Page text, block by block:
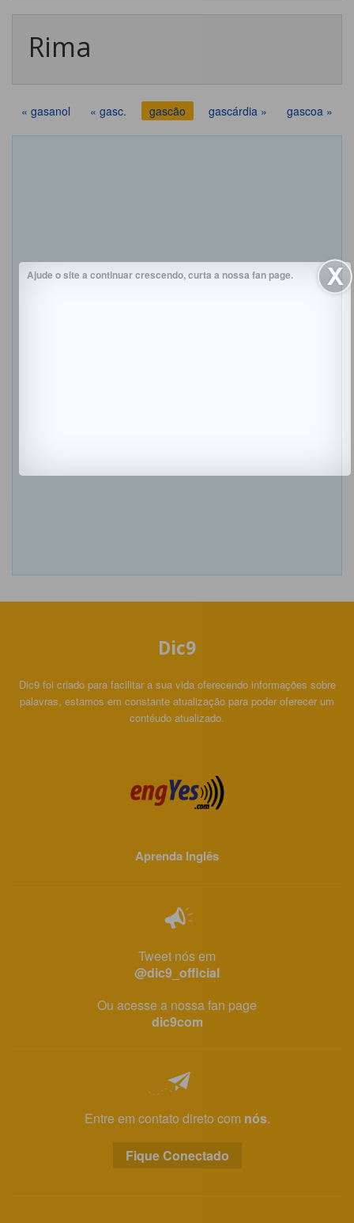
Ajude o site a continuar crescendo, curta a nossa fan page.
Rima
« gasanol « gasc. gascão gascárdia » gascoa »
Dic9
Dic9 foi criado para facilitar a sua vida oferecendo informações sobre
palavras, estamos em constante atualização para poder oferecer um
contéudo atualizado.
Aprenda Inglês
Tweet nós em
@dic9_official
Ou acesse a nossa fan page
dic9com
Entre em contato direto com nós.
Fique Conectado